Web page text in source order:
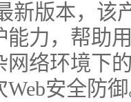
新版本，该
力，帮助
络环境下
安全防